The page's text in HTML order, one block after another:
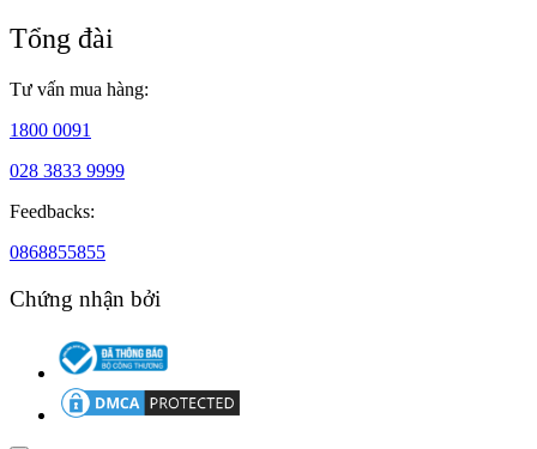
Tổng đài
Tư vấn mua hàng:
1800 0091
028 3833 9999
Feedbacks:
0868855855
Chứng nhận bởi